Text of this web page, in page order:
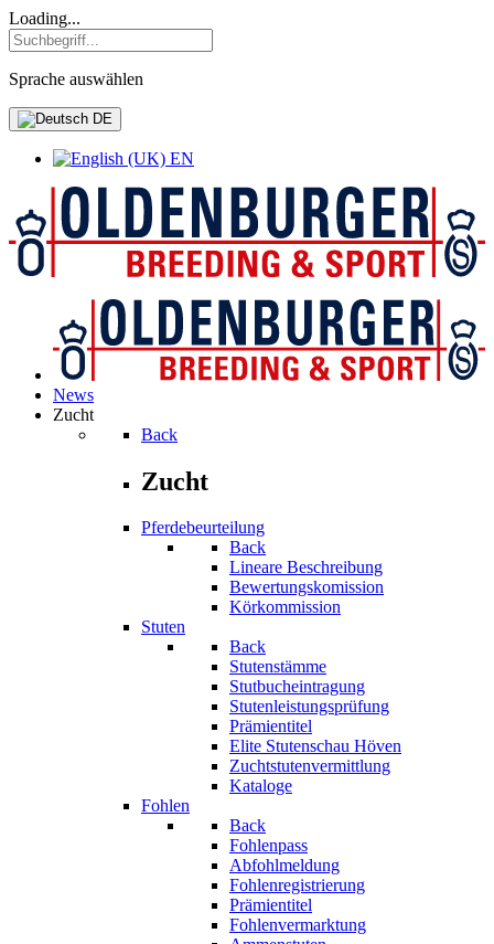
Loading...
Sprache auswählen
DE
EN
News
Zucht
Back
Zucht
Pferdebeurteilung
Back
Lineare Beschreibung
Bewertungskomission
Körkommission
Stuten
Back
Stutenstämme
Stutbucheintragung
Stutenleistungsprüfung
Prämientitel
Elite Stutenschau Höven
Zuchtstutenvermittlung
Kataloge
Fohlen
Back
Fohlenpass
Abfohlmeldung
Fohlenregistrierung
Prämientitel
Fohlenvermarktung